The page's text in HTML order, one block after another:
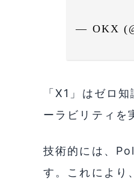
— OKX
「X1」はゼロ
ーラビリティを
技術的には、
す。これにより